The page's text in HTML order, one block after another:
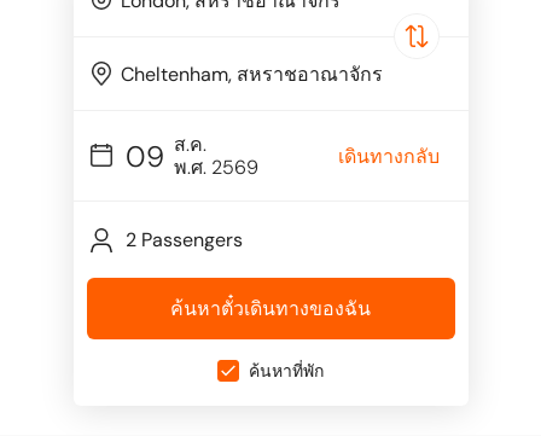
09 ส.ค.
พ.ศ. 2569
เดินทางกลับ
2 Passengers
ค้นหาตั๋วเดินทางของฉัน
ค้นหาที่พัก